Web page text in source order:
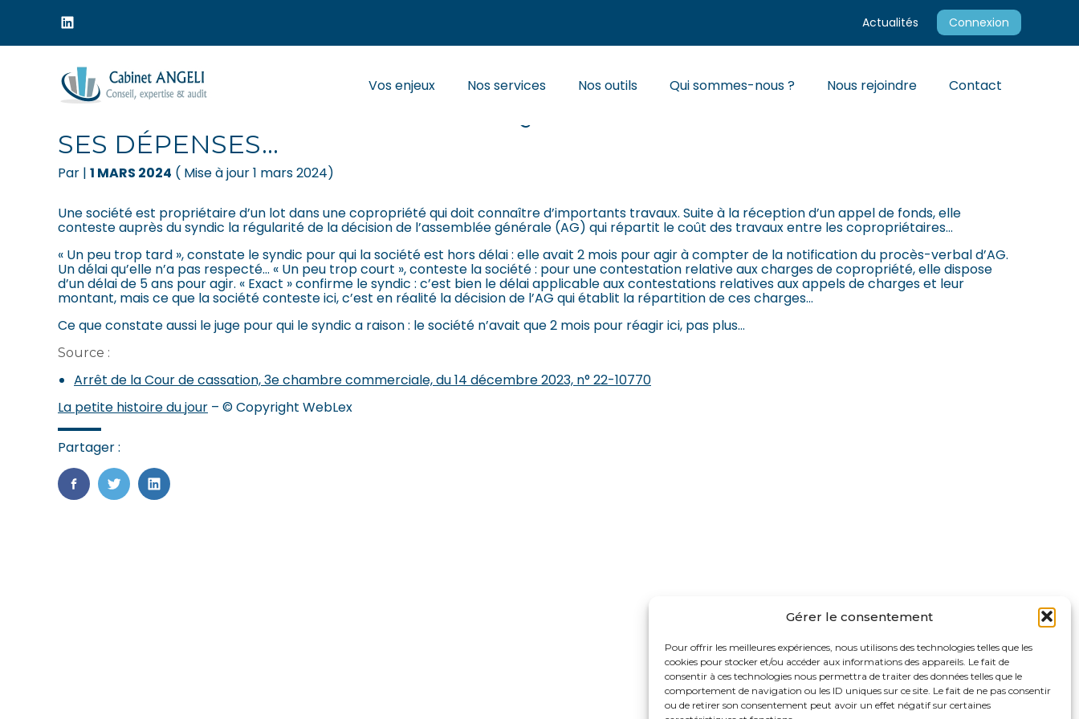
Gérer le consentement
Pour offrir les meilleures expériences, nous utilisons des technologies telles que les
cookies pour stocker et/ou accéder aux informations des appareils. Le fait de
consentir à ces technologies nous permettra de traiter des données telles que le
comportement de navigation ou les ID uniques sur ce site. Le fait de ne pas consentir
ou de retirer son consentement peut avoir un effet négatif sur certaines
sub-
header
Actualités Connexion
Aller
au
Principal
Vos enjeux Nos services Nos outils Qui sommes-nous ? Nous rejoindre Contact
SES DÉPENSES…
Par | 1 MARS 2024 ( Mise à jour 1 mars 2024)
Une société est propriétaire d’un lot dans une copropriété qui doit connaître d’importants travaux. Suite à la réception d’un appel de fonds, elle
conteste auprès du syndic la régularité de la décision de l’assemblée générale (AG) qui répartit le coût des travaux entre les copropriétaires…
« Un peu trop tard », constate le syndic pour qui la société est hors délai : elle avait 2 mois pour agir à compter de la notification du procès-verbal d’AG.
Un délai qu’elle n’a pas respecté… « Un peu trop court », conteste la société : pour une contestation relative aux charges de copropriété, elle dispose
d’un délai de 5 ans pour agir. « Exact » confirme le syndic : c’est bien le délai applicable aux contestations relatives aux appels de charges et leur
montant, mais ce que la société conteste ici, c’est en réalité la décision de l’AG qui établit la répartition de ces charges…
Ce que constate aussi le juge pour qui le syndic a raison : le société n’avait que 2 mois pour réagir ici, pas plus…
Source :
Arrêt de la Cour de cassation, 3e chambre commerciale, du 14 décembre 2023, n° 22-10770
La petite histoire du jour – © Copyright WebLex
Partager :
FaceBook
TwitterLinkedIn